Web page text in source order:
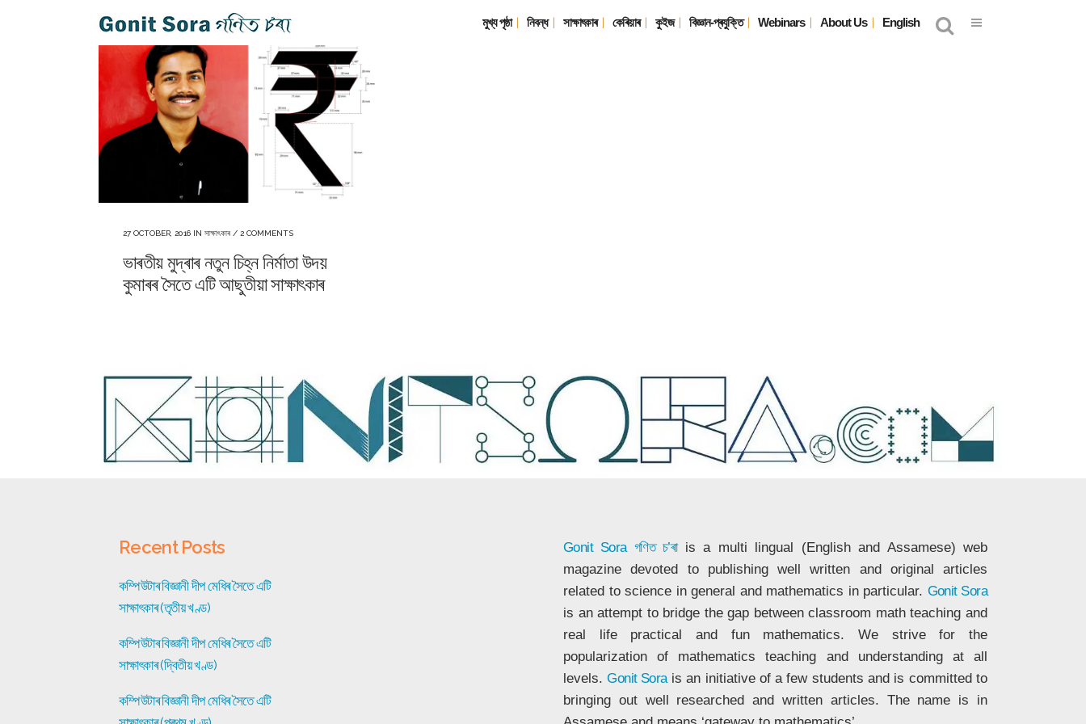
মুখ্য পৃষ্ঠা নিবন্ধ সাক্ষাৎকাৰ কেৰিয়াৰ কুইজ বিজ্ঞান-প্ৰযুক্তি Webinars About Us English
27 OCTOBER, 2016 IN সাক্ষাৎকাৰ / 2 COMMENTS
ভাৰতীয় মুদ্ৰাৰ নতুন চিহ্ন নিৰ্মাতা উদয়
কুমাৰৰ সৈতে এটি আছুতীয়া সাক্ষাৎকাৰ
Recent Posts
কম্পিউটাৰ বিজ্ঞানী দীপ মেধিৰ সৈতে এটি
সাক্ষাৎকাৰ (তৃতীয় খণ্ড)
কম্পিউটাৰ বিজ্ঞানী দীপ মেধিৰ সৈতে এটি
সাক্ষাৎকাৰ (দ্বিতীয় খণ্ড)
কম্পিউটাৰ বিজ্ঞানী দীপ মেধিৰ সৈতে এটি
Gonit Sora গণিত চ’ৰাis a multi lingual (English and Assamese) web
magazine devoted to publishing well written and original articles
related to science in general and mathematics in particular. Gonit Sora
is an attempt to bridge the gap between classroom math teaching and
real life practical and fun mathematics. We strive for the
popularization of mathematics teaching and understanding at all
levels.Gonit Sorais an initiative of a few students and is committed to
bringing out well researched and written articles. The name is in